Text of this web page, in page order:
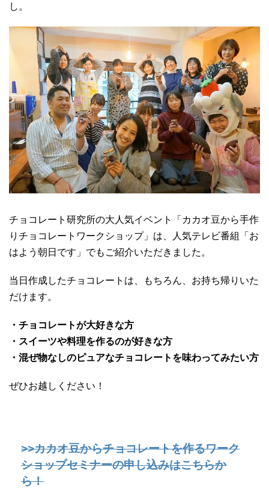
し。
チョコレート研究所の大人気イベント「カカオ豆から手作
りチョコレートワークショップ」は、人気テレビ番組「お
はよう朝日です」でもご紹介いただきました。
当日作成したチョコレートは、もちろん、お持ち帰りいた
だけます。
・チョコレートが大好きな方
・スイーツや料理を作るのが好きな方
・混ぜ物なしのピュアなチョコレートを味わってみたい方
ぜひお越しください！
>>カカオ豆からチョコレートを作るワーク
ショップセミナーの申し込みはこちらか
ら！